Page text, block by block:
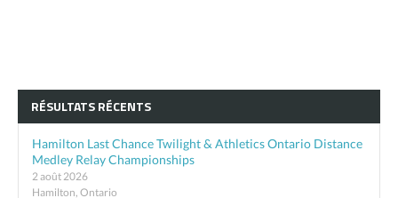
RÉSULTATS RÉCENTS
Hamilton Last Chance Twilight & Athletics Ontario Distance
Medley Relay Championships
2 août 2026
Hamilton, Ontario